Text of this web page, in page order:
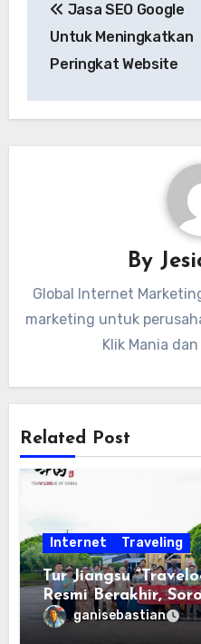
pos
Jasa SEO Google
Untuk Meningkatkan
Peringkat Website
By
Global Internet
marketing untuk
Klik Mania
Related Post
Internet Traveling
Tur Jiangsu
Resmi Berakhir,
Keterbukaan, dan
Berorientasi pada
ganisebastian